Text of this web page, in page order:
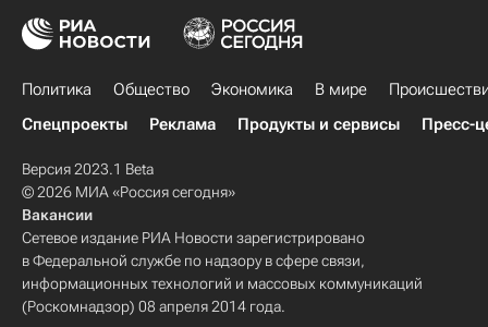
Политика Общество Экономика В мире
Спецпроекты
Реклама Продукты и сервисы Пресс-
Версия 2023.1 Beta
© 2026 МИА «Россия сегодня»
Вакансии
Сетевое издание РИА Новости зарегистрировано
в Федеральной службе по надзору в сфере связи,
информационных технологий и массовых коммуникаций
(Роскомнадзор) 08 апреля 2014 года.